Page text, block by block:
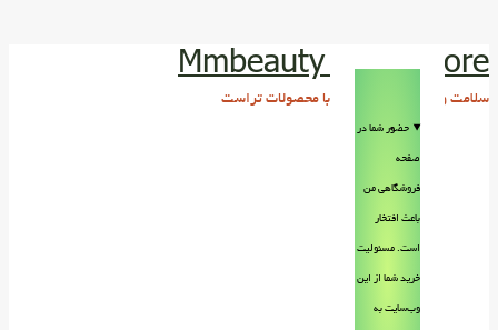
Mmbeauty Trust store
سلامت و زیبایی پوست و مو با محصولات تراست
حضور شما در
صفحه
فروشگاهی من
باعث افتخار
است. مسئولیت
خرید شما از این
وب‌سایت به